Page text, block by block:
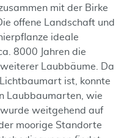
mit der Birke
offene Landschaft und
ideale
8000 Jahren die
Laubbäume. Da
ist, konnte
Laubbaumarten, wie
weitgehend auf
moorige Standorte